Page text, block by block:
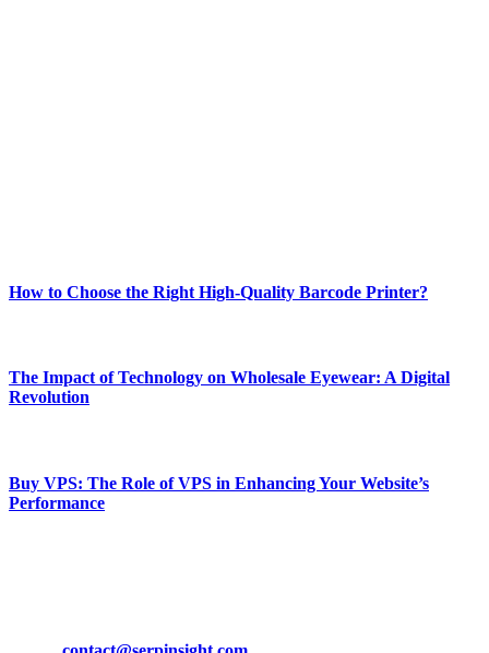
How to Choose the Right High-Quality Barcode Printer?
The Impact of Technology on Wholesale Eyewear: A Digital
Revolution
Buy VPS: The Role of VPS in Enhancing Your Website’s
Performance